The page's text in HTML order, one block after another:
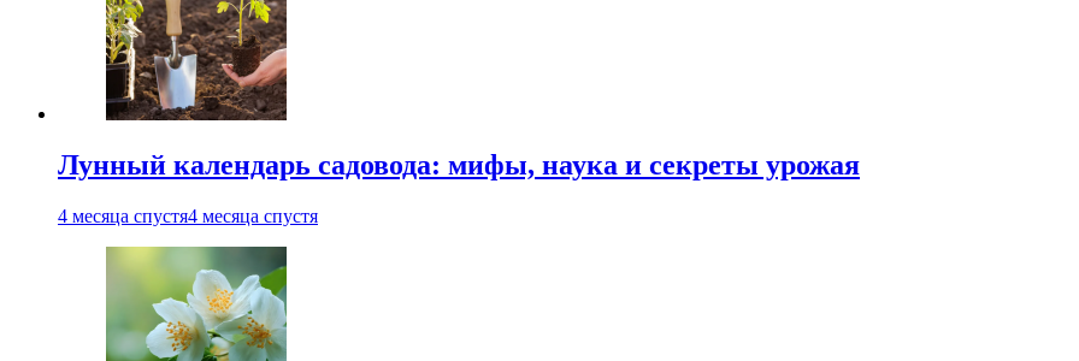
Лунный календарь садовода: мифы, наука и секреты урожая
4 месяца спустя4 месяца спустя